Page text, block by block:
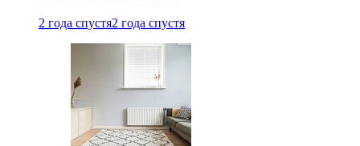
2 года спустя2 года спустя